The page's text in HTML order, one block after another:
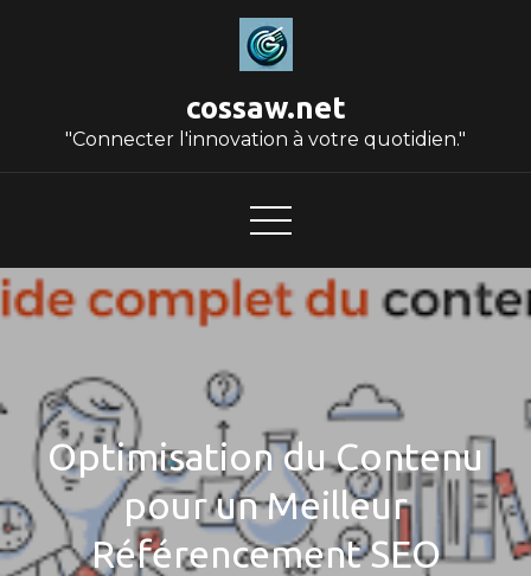
cossaw.net
"Connecter l'innovation à votre quotidien."
Optimisation du Contenu
pour un Meilleur
Référencement SEO